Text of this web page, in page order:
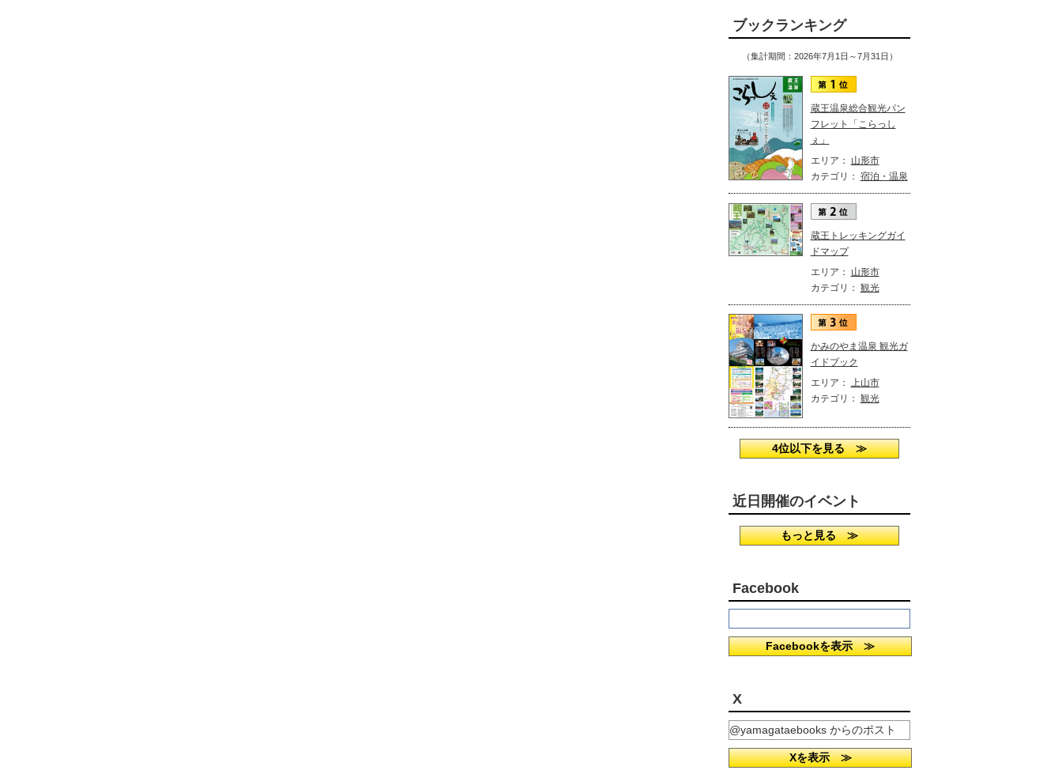
ブックランキング
（集計期間：2026年7月1日～7月31日）
蔵王温泉総合観光パン
フレット「こらっし
ぇ」
エリア：
山形市
カテゴリ： 宿泊・温泉
蔵王トレッキングガイ
ドマップ
エリア：
山形市
カテゴリ： 観光
かみのやま温泉 観光ガ
イドブック
エリア： 上山市
カテゴリ： 観光
4位以下を見る ≫
近日開催のイベント
もっと見る ≫
Facebook
Facebookを表示 ≫
X
@yamagataebooks からのポスト
Xを表示 ≫